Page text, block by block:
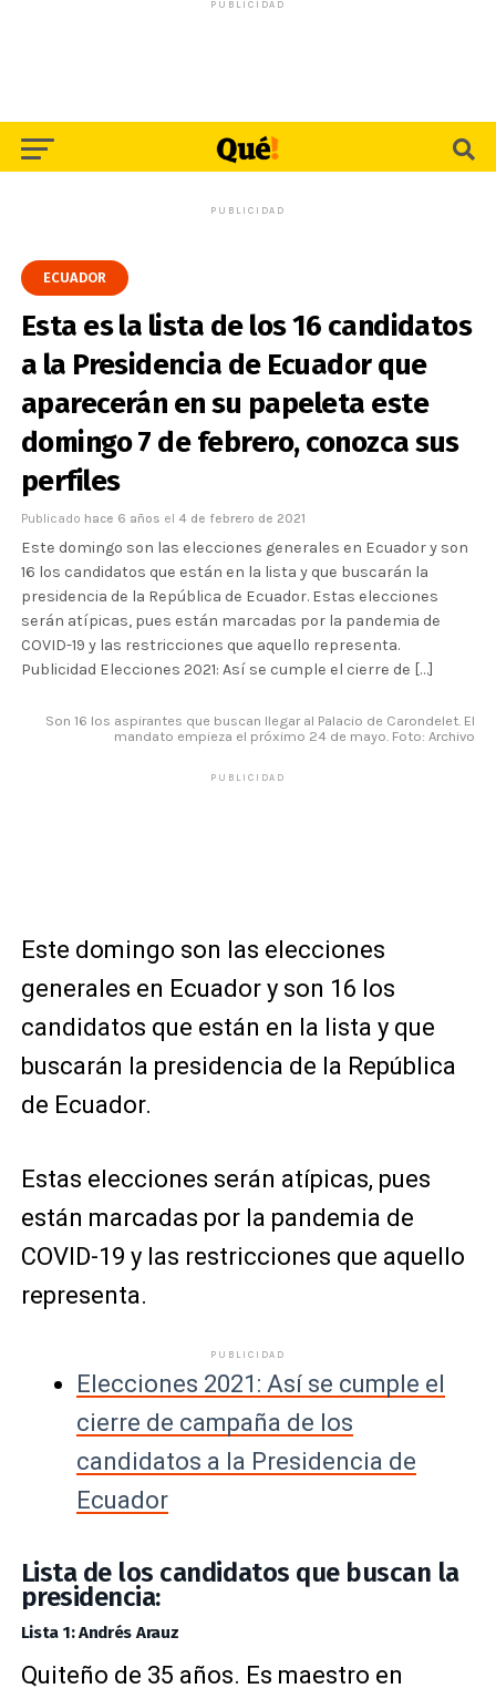
PUBLICIDAD
PUBLICIDAD
ECUADOR
Esta es la lista de los 16 candidatos
a la Presidencia de Ecuador que
aparecerán en su papeleta este
domingo 7 de febrero, conozca sus
perfiles
Publicado hace 6 años el 4 de febrero de 2021
Este domingo son las elecciones generales en Ecuador y son
16 los candidatos que están en la lista y que buscarán la
presidencia de la República de Ecuador. Estas elecciones
serán atípicas, pues están marcadas por la pandemia de
COVID-19 y las restricciones que aquello representa.
Publicidad Elecciones 2021: Así se cumple el cierre de […]
Son 16 los aspirantes que buscan llegar al Palacio de Carondelet. El
mandato empieza el próximo 24 de mayo. Foto: Archivo
PUBLICIDAD
Este domingo son las elecciones
generales en Ecuador y son 16 los
candidatos que están en la lista y que
buscarán la presidencia de la República
de Ecuador.
Estas elecciones serán atípicas, pues
están marcadas por la pandemia de
COVID-19 y las restricciones que aquello
representa.
PUBLICIDAD
Elecciones 2021: Así se cumple el
cierre de campaña de los
candidatos a la Presidencia de
Ecuador
Lista de los candidatos que buscan la
presidencia:
Lista 1: Andrés Arauz
Quiteño de 35 años. Es maestro en